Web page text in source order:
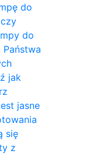
do
do
jak
jasne
się
z